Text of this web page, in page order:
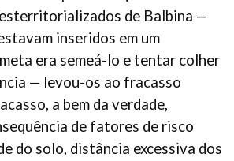
de Balbina —
inseridos em um
era semeá-lo e tentar colher
— levou-os ao fracasso
a bem da verdade,
de fatores de risco
do solo, distância excessiva dos